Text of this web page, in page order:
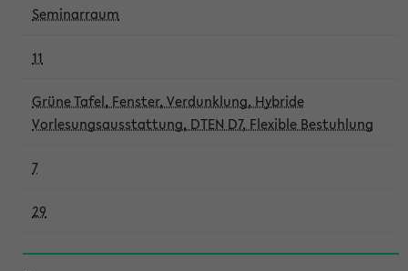
Seminarraum
11
Grüne Tafel, Fenster, Verdunklung, Hybride
Vorlesungsausstattung, DTEN D7, Flexible Bestuhlung
7
29